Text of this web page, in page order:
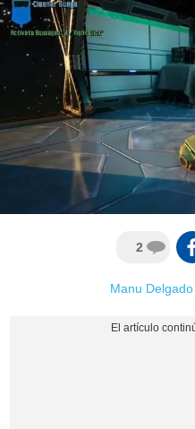
2
Manu Delgado